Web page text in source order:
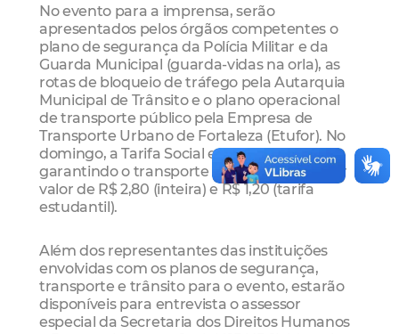
No evento para a imprensa, serão
apresentados pelos órgãos competentes o
plano de segurança da Polícia Militar e da
Guarda Municipal (guarda-vidas na orla), as
rotas de bloqueio de tráfego pela Autarquia
Municipal de Trânsito e o plano operacional
de transporte público pela Empresa de
Transporte Urbano de Fortaleza (Etufor). No
domingo, a Tarifa Social estará em vigor,
garantindo o transporte do fortalezense por
valor de R$ 2,80 (inteira) e R$ 1,20 (tarifa
estudantil).
Além dos representantes das instituições
envolvidas com os planos de segurança,
transporte e trânsito para o evento, estarão
disponíveis para entrevista o assessor
especial da Secretaria dos Direitos Humanos